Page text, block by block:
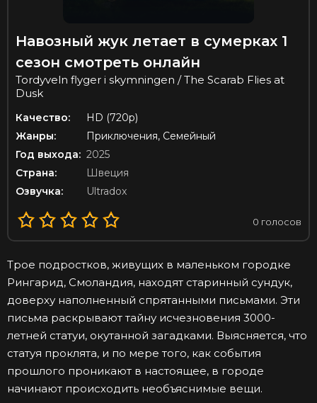
Навозный жук летает в сумерках 1
сезон смотреть онлайн
Tordyveln flyger i skymningen / The Scarab Flies at
Dusk
Качество:
HD (720p)
Жанры:
Приключения, Семейный
Год выхода: 2025
Страна:
Швеция
Озвучка:
Ultradox
0 голосов
Трое подростков, живущих в маленьком городке
Рингарид, Смоландия, находят старинный сундук,
доверху наполненный спрятанными письмами. Эти
письма раскрывают тайну исчезновения 3000-
летней статуи, окутанной загадками. Выясняется, что
статуя проклята, и по мере того, как события
прошлого проникают в настоящее, в городе
начинают происходить необъяснимые вещи.